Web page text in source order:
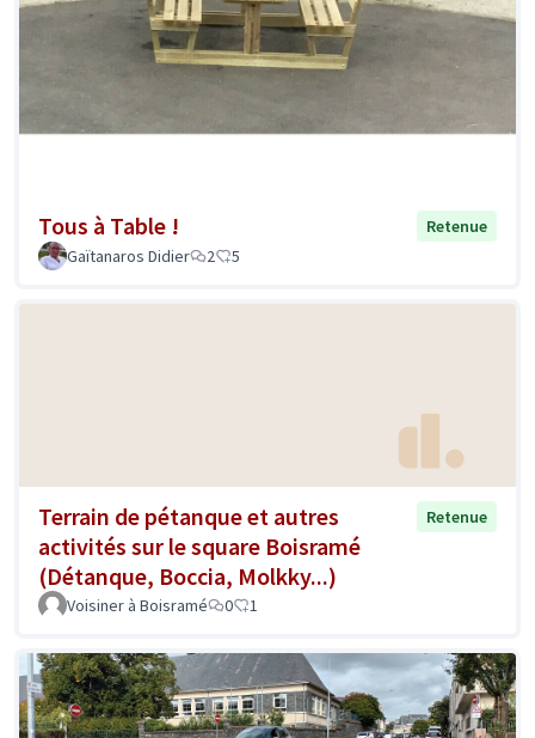
Tous à Table !
Retenue
Gaïtanaros Didier
2 5
Terrain de pétanque et autres
activités sur le square Boisramé
(Détanque, Boccia, Molkky...)
Retenue
Voisiner à Boisramé 0 1